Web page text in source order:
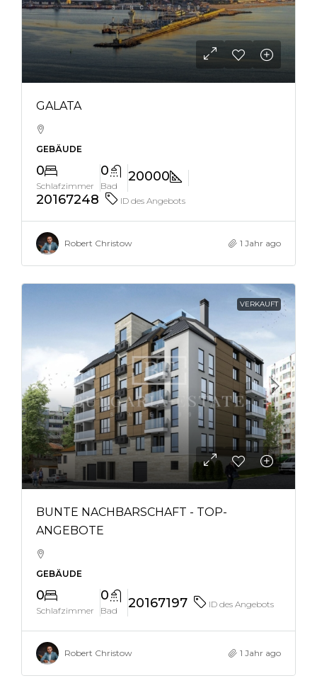
GALATA
GEBÄUDE
0
Schlafzimmer
0
Bad
20000
20167248
ID des Angebots
Robert Christow 1 Jahr ago
VERKAUFT
BUNTE NACHBARSCHAFT - TOP-
ANGEBOTE
GEBÄUDE
0
Schlafzimmer
0
Bad 20167197 ID des Angebots
Robert Christow 1 Jahr ago